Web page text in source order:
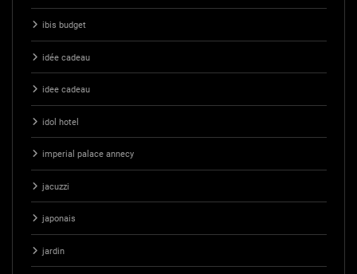
ibis budget
idée cadeau
idee cadeau
idol hotel
imperial palace annecy
jacuzzi
japonais
jardin